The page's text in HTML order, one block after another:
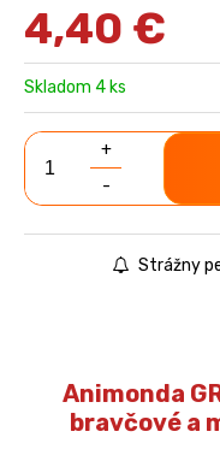
4,40 €
Skladom 4 ks
+
-
Strážny
Animonda
bravčové a